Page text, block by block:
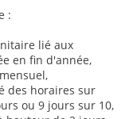
:
lié aux
en fin d'année,
des horaires sur
ou 9 jours sur 10,